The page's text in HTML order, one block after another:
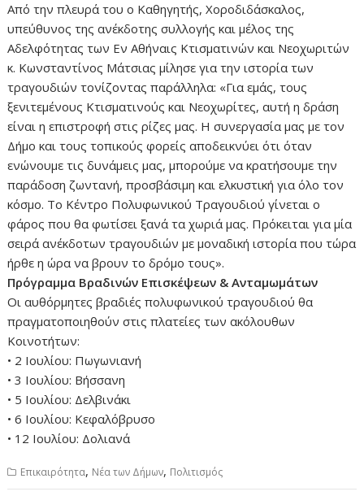
Από την πλευρά του ο Καθηγητής, Χοροδιδάσκαλος,
υπεύθυνος της ανέκδοτης συλλογής και μέλος της
Αδελφότητας των Εν Αθήναις Κτισματινών και Νεοχωριτών
κ. Κωνσταντίνος Μάτσιας μίλησε για την ιστορία των
τραγουδιών τονίζοντας παράλληλα: «Για εμάς, τους
ξενιτεμένους Κτισματινούς και Νεοχωρίτες, αυτή η δράση
είναι η επιστροφή στις ρίζες μας. Η συνεργασία μας με τον
Δήμο και τους τοπικούς φορείς αποδεικνύει ότι όταν
ενώνουμε τις δυνάμεις μας, μπορούμε να κρατήσουμε την
παράδοση ζωντανή, προσβάσιμη και ελκυστική για όλο τον
κόσμο. Το Κέντρο Πολυφωνικού Τραγουδιού γίνεται ο
φάρος που θα φωτίσει ξανά τα χωριά μας. Πρόκειται για μία
σειρά ανέκδοτων τραγουδιών με μοναδική ιστορία που τώρα
ήρθε η ώρα να βρουν το δρόμο τους».
Πρόγραμμα Βραδινών Επισκέψεων & Ανταμωμάτων
Οι αυθόρμητες βραδιές πολυφωνικού τραγουδιού θα
πραγματοποιηθούν στις πλατείες των ακόλουθων
Κοινοτήτων:
• 2 Ιουλίου: Πωγωνιανή
• 3 Ιουλίου: Βήσσανη
• 5 Ιουλίου: Δελβινάκι
• 6 Ιουλίου: Κεφαλόβρυσο
• 12 Ιουλίου: Δολιανά
Επικαιρότητα, Νέα των Δήμων, Πολιτισμός